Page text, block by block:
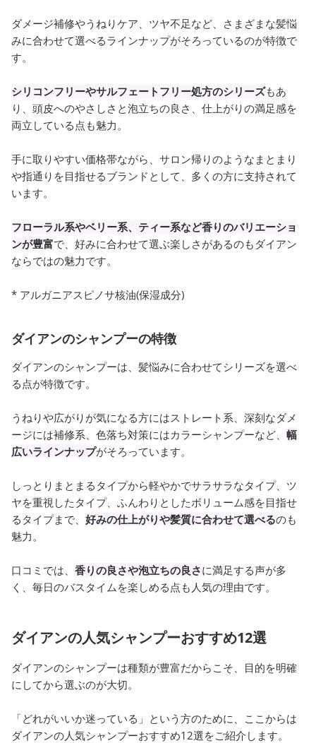
ダメージ補修やうねりケア、ツヤ不足など、さまざまな髪悩
みに合わせて選べるラインナップがそろっているのが特徴で
す。
シリコンフリーやサルフェートフリー処方のシリーズもあ
り、頭皮へのやさしさと泡立ちの良さ、仕上がりの満足感を
両立している点も魅力。
手に取りやすい価格帯ながら、サロン帰りのようなまとまり
や指通りを目指せるブランドとして、多くの方に支持されて
います。
フローラル系やベリー系、ティー系など香りのバリエーショ
ンが豊富で、好みに合わせて選ぶ楽しさがあるのもダイアン
ならではの魅力です。
* アルガニアスピノサ核油(保湿成分)
ダイアンのシャンプーの特徴
ダイアンのシャンプーは、髪悩みに合わせてシリーズを選べ
る点が特徴です。
うねりや広がりが気になる方にはストレート系、深刻なダメ
ージには補修系、色落ち対策にはカラーシャンプーなど、 幅
広いラインナップがそろっています。
しっとりまとまるタイプから軽やかでサラサラなタイプ、ツ
ヤを重視したタイプ、ふんわりとしたボリューム感を目指せ
るタイプまで、 好みの仕上がりや髪質に合わせて選べるのも
魅力。
口コミでは、 香りの良さや泡立ちの良さに満足する声が多
く、毎日のバスタイムを楽しめる点も人気の理由です。
ダイアンの人気シャンプーおすすめ12選
ダイアンのシャンプーは種類が豊富だからこそ、目的を明確
にしてから選ぶのが大切。
「どれがいいか迷っている」という方のために、ここからは
ダイアンの人気シャンプーおすすめ12選をご紹介します。